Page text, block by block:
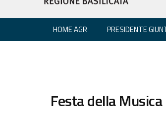
HOME AGR PRESIDENTE
Festa della